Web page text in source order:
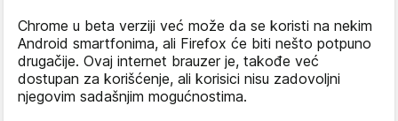
Chrome u beta verziji već može da se koristi na nekim
Android smartfonima, ali Firefox će biti nešto potpuno
drugačije. Ovaj internet brauzer je, takođe već
dostupan za korišćenje, ali korisici nisu zadovoljni
njegovim sadašnjim mogućnostima.